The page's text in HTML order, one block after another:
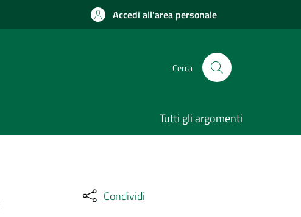
Accedi all'area personale
Cerca
Tutti gli argomenti
Condividi